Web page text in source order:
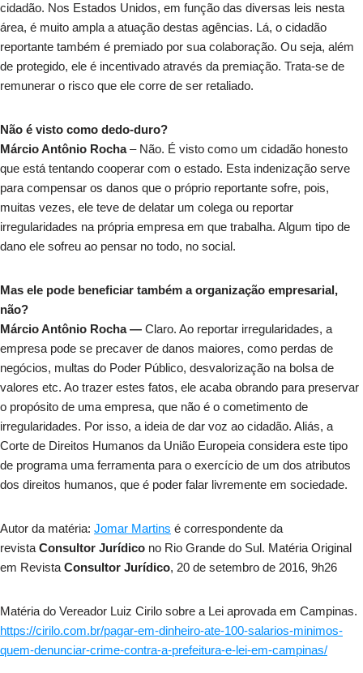
cidadão. Nos Estados Unidos, em função das diversas leis nesta
área, é muito ampla a atuação destas agências. Lá, o cidadão
reportante também é premiado por sua colaboração. Ou seja, além
de protegido, ele é incentivado através da premiação. Trata-se de
remunerar o risco que ele corre de ser retaliado.
Não é visto como dedo-duro?
Márcio Antônio Rocha– Não. É visto como um cidadão honesto
que está tentando cooperar com o estado. Esta indenização serve
para compensar os danos que o próprio reportante sofre, pois,
muitas vezes, ele teve de delatar um colega ou reportar
irregularidades na própria empresa em que trabalha. Algum tipo de
dano ele sofreu ao pensar no todo, no social.
Mas ele pode beneficiar também a organização empresarial,
não?
Márcio Antônio Rocha — Claro. Ao reportar irregularidades, a
empresa pode se precaver de danos maiores, como perdas de
negócios, multas do Poder Público, desvalorização na bolsa de
valores etc. Ao trazer estes fatos, ele acaba obrando para preservar
o propósito de uma empresa, que não é o cometimento de
irregularidades. Por isso, a ideia de dar voz ao cidadão. Aliás, a
Corte de Direitos Humanos da União Europeia considera este tipo
de programa uma ferramenta para o exercício de um dos atributos
dos direitos humanos, que é poder falar livremente em sociedade.
Autor da matéria: Jomar Martins é correspondente da
revista Consultor Jurídico no Rio Grande do Sul. Matéria Original
em Revista Consultor Jurídico, 20 de setembro de 2016, 9h26
Matéria do Vereador Luiz Cirilo sobre a Lei aprovada em Campinas.
https://cirilo.com.br/pagar-em-dinheiro-ate-100-salarios-minimos-
quem-denunciar-crime-contra-a-prefeitura-e-lei-em-campinas/